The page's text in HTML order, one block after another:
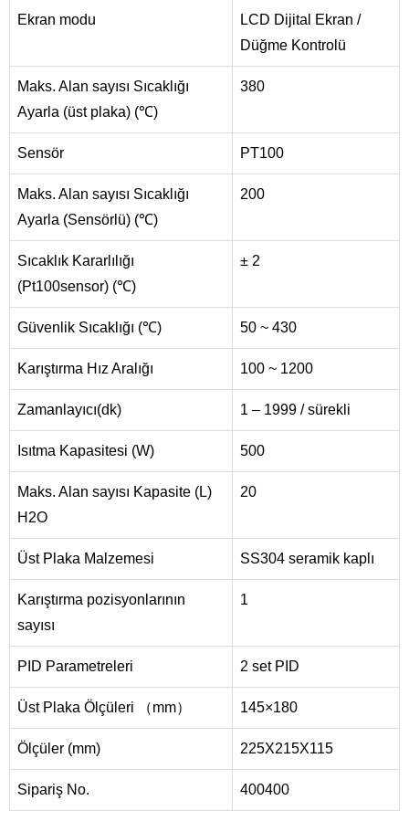
Ekran modu
LCD Dijital Ekran /
Düğme Kontrolü
Maks. Alan sayısı Sıcaklığı
Ayarla (üst plaka) (℃)
380
Sensör PT100
Maks. Alan sayısı Sıcaklığı
Ayarla (Sensörlü) (℃)
200
Sıcaklık Kararlılığı
(Pt100sensor) (℃)
± 2
Güvenlik Sıcaklığı (℃) 50 ~ 430
Karıştırma Hız Aralığı 100 ~ 1200
Zamanlayıcı(dk) 1 – 1999 / sürekli
Isıtma Kapasitesi (W) 500
Maks. Alan sayısı Kapasite (L)
H2O
20
Üst Plaka Malzemesi SS304 seramik kaplı
Karıştırma pozisyonlarının
sayısı
1
PID Parametreleri 2 set PID
Üst Plaka Ölçüleri （mm） 145×180
Ölçüler (mm) 225X215X115
Sipariş No. 400400